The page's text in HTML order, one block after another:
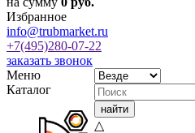
Избранное
info@trubmarket.ru
+7(495)280-07-22
заказать звонок
Меню
Каталог
△